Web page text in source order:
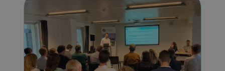
het Actieprogramma ‘Rechtszekere en
Robuuste Vergunningen’ van de Vlaamse
Regering.